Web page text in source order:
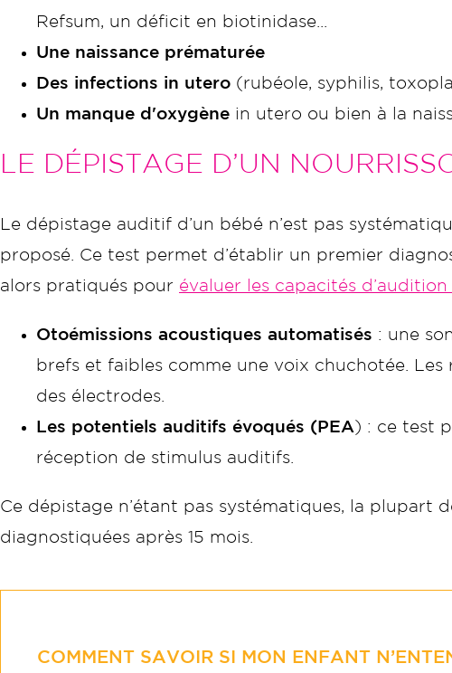
Refsum, un déficit en biotinidase...
Une naissance prématurée
Des infections in utero (rubéole, syphilis,
Un manque d'oxygène in utero ou bien à la
LE DÉPISTAGE D’UN
Le dépistage auditif d’un bébé n’est pas
proposé. Ce test permet d’établir un premier
alors pratiqués pour évaluer les capacités
Otoémissions acoustiques automatisés : une
brefs et faibles comme une voix chuchotée.
des électrodes.
Les potentiels auditifs évoqués (PEA ) : ce test
réception de stimulus auditifs.
Ce dépistage n’étant pas systématiques, la plupart
diagnostiquées après 15 mois.
COMMENT SAVOIR SI MON ENFANT